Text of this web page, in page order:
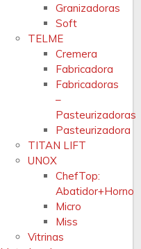
Granizadoras
Soft
TELME
Cremera
Fabricadora
Fabricadoras
–
Pasteurizadoras
Pasteurizadora
TITAN LIFT
UNOX
ChefTop:
Abatidor+Horno
Micro
Miss
Vitrinas